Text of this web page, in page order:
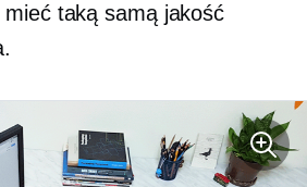
taką samą jakość